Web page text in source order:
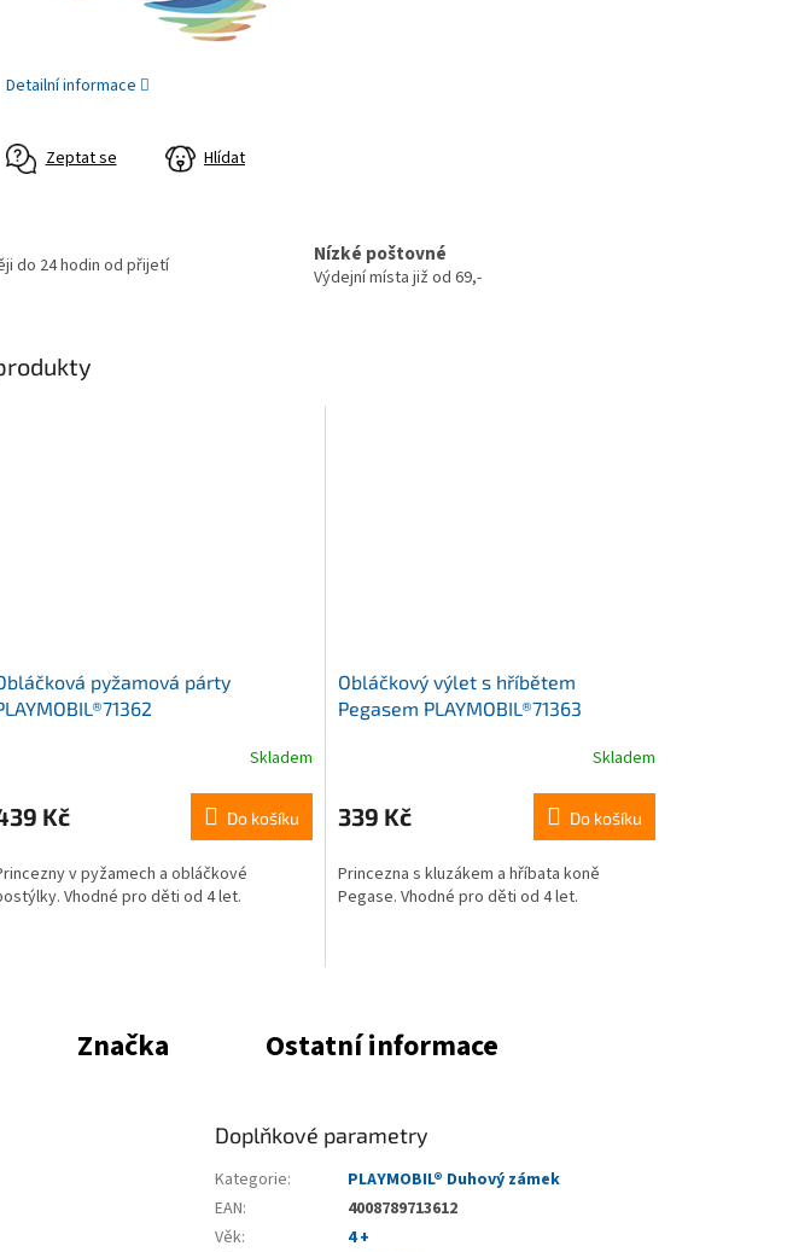
Detailní informace
Zeptat se Hlídat
do 24 hodin od přijetí
Nízké poštovné
Výdejní místa již od 69,-
pyžamová párty
Skladem
Kč Do košíku
v pyžamech a obláčkové
Vhodné pro děti od 4 let.
Obláčkový výlet s hříbětem
Pegasem PLAYMOBIL®71363
Skladem
339 Kč Do košíku
Princezna s kluzákem a hříbata koně
Pegase. Vhodné pro děti od 4 let.
Značka Ostatní informace
Doplňkové parametry
Kategorie:
PLAYMOBIL® Duhový zámek
EAN:
4008789713612
Věk:
4 +